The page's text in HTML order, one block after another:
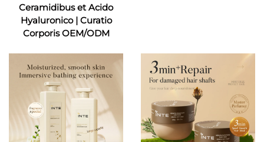
Ceramidibus et Acido
Hyaluronico | Curatio
Corporis OEM/ODM